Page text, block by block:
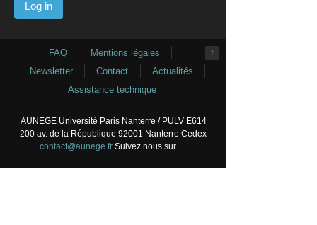
↑
FAQ
Mentions légales
Newsletter
Contact
Actualités
Assistance technique
AUNEGE Université Paris Nanterre / PULV E614
200 av. de la République 92001 Nanterre Cedex
contact@aunege.frSuivez nous sur